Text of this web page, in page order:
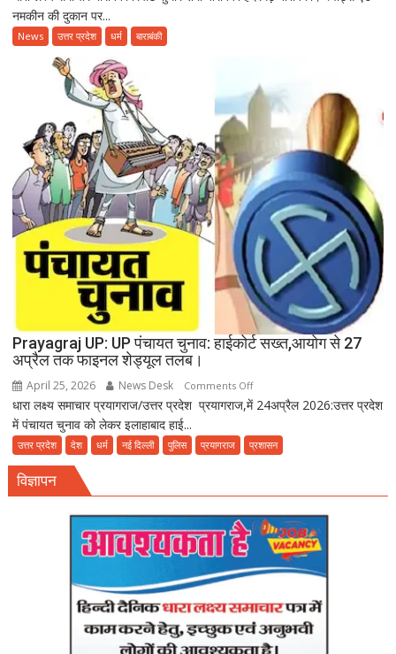
वाला
रहा
बीमारियों
को
दावत
नमकीन की दुकान पर...
News उत्तर प्रदेश धर्म बाराबंकी
Prayagraj UP: UP पंचायत चुनाव: हाईकोर्ट सख्त,आयोग से 27
अप्रैल तक फाइनल शेड्यूल तलब।
April 25, 2026 News Desk Comments Offon
Prayagraj
UP
सख्त,आयोग
अप्रैल
फाइनल
शेड्यूल
धारा लक्ष्य समाचार प्रयागराज/उत्तर प्रदेश प्रयागराज,में 24अप्रैल 2026:उत्तर प्रदेश
में पंचायत चुनाव को लेकर इलाहाबाद हाई...
उत्तर प्रदेश देश धर्म नई दिल्ली पुलिस प्रयागराज प्रशासन
विज्ञापन